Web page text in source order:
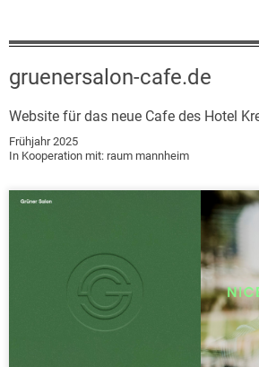
gruenersalon-cafe.de
Website für das neue Cafe des Hotel
Frühjahr 2025
In Kooperation mit: raum mannheim